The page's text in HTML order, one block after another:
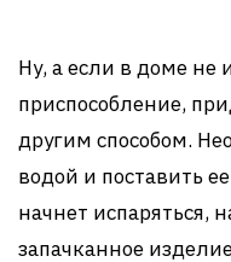
Ну, а если в доме не
приспособление,
другим способом.
водой и поставить
начнет испаряться,
запачканное